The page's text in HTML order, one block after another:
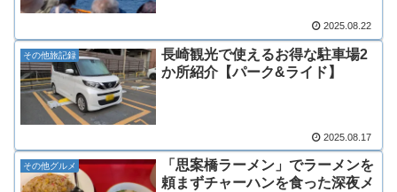
2025.08.22
その他旅記録
長崎観光で使えるお得な駐車場2
か所紹介【パーク&ライド】
2025.08.17
その他グルメ
「思案橋ラーメン」でラーメンを
頼まずチャーハンを食った深夜メ